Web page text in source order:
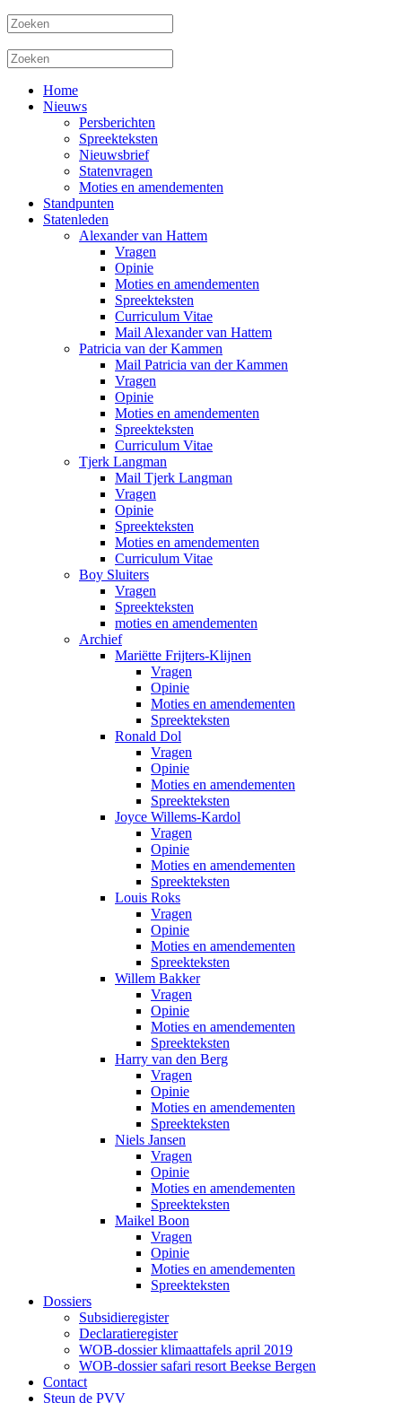
Home
Nieuws
Persberichten
Spreekteksten
Nieuwsbrief
Statenvragen
Moties en amendementen
Standpunten
Statenleden
Alexander van Hattem
Vragen
Opinie
Moties en amendementen
Spreekteksten
Curriculum Vitae
Mail Alexander van Hattem
Patricia van der Kammen
Mail Patricia van der Kammen
Vragen
Opinie
Moties en amendementen
Spreekteksten
Curriculum Vitae
Tjerk Langman
Mail Tjerk Langman
Vragen
Opinie
Spreekteksten
Moties en amendementen
Curriculum Vitae
Boy Sluiters
Vragen
Spreekteksten
moties en amendementen
Archief
Mariëtte Frijters-Klijnen
Vragen
Opinie
Moties en amendementen
Spreekteksten
Ronald Dol
Vragen
Opinie
Moties en amendementen
Spreekteksten
Joyce Willems-Kardol
Vragen
Opinie
Moties en amendementen
Spreekteksten
Louis Roks
Vragen
Opinie
Moties en amendementen
Spreekteksten
Willem Bakker
Vragen
Opinie
Moties en amendementen
Spreekteksten
Harry van den Berg
Vragen
Opinie
Moties en amendementen
Spreekteksten
Niels Jansen
Vragen
Opinie
Moties en amendementen
Spreekteksten
Maikel Boon
Vragen
Opinie
Moties en amendementen
Spreekteksten
Dossiers
Subsidieregister
Declaratieregister
WOB-dossier klimaattafels april 2019
WOB-dossier safari resort Beekse Bergen
Contact
Steun de PVV